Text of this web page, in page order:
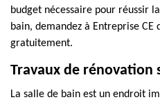
budget nécessaire pour réussir
bain, demandez à Entreprise
gratuitement.
Travaux de rénovation
La salle de bain est un endroit